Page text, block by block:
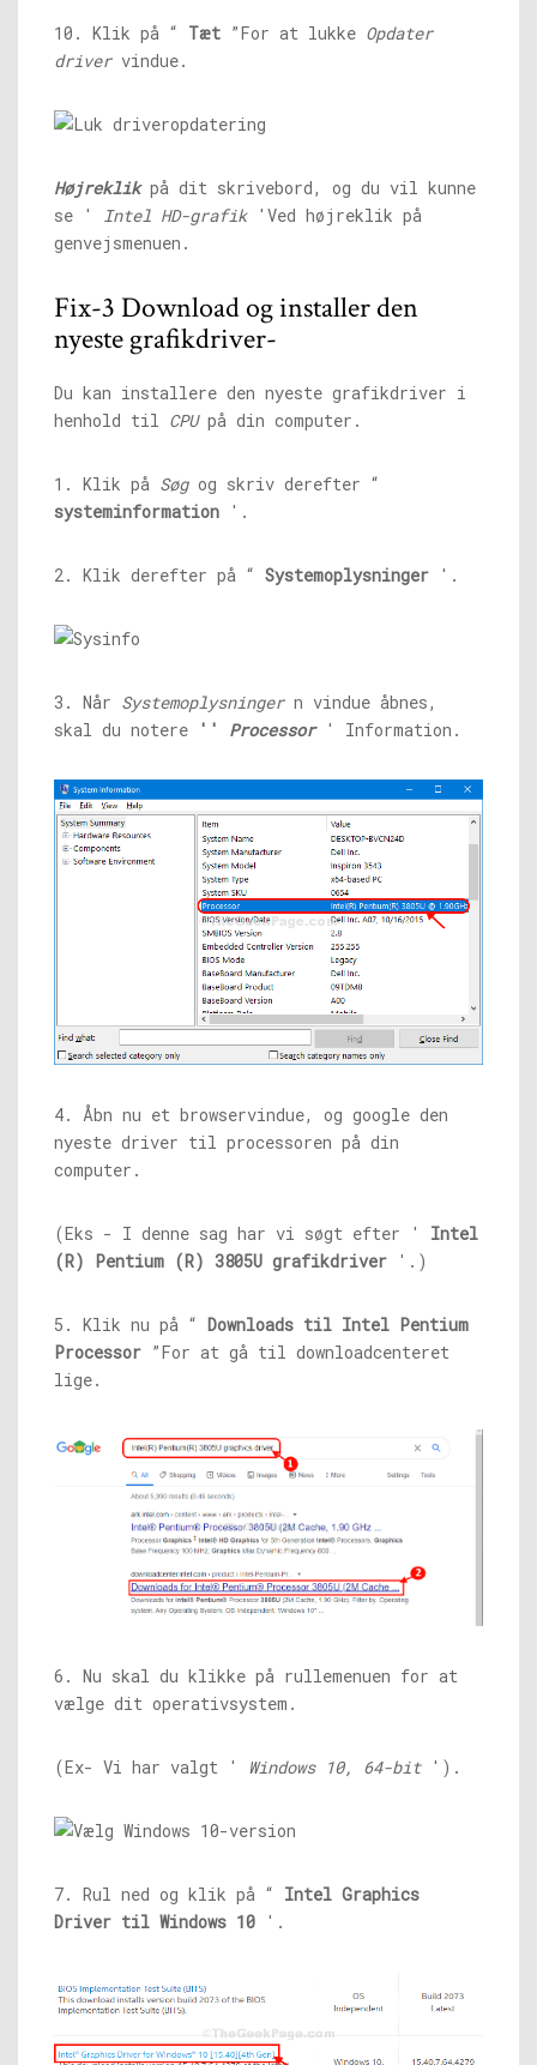
10. Klik på “ Tæt ”For at lukke Opdater
drivervindue.
Højreklik på dit skrivebord, og du vil kunne
se ' Intel HD-grafik'Ved højreklik på
genvejsmenuen.
Fix-3 Download og installer den
nyeste grafikdriver-
Du kan installere den nyeste grafikdriver i
henhold til CPUpå din computer.
1. Klik på Søgog skriv derefter “
systeminformation '.
2. Klik derefter på “ Systemoplysninger '.
3. Når Systemoplysningern vindue åbnes,
skal du notere '' Processor ' Information.
4. Åbn nu et browservindue, og google den
nyeste driver til processoren på din
computer.
(Eks - I denne sag har vi søgt efter ' Intel
(R) Pentium (R) 3805U grafikdriver '.)
5. Klik nu på “ Downloads til Intel Pentium
Processor ”For at gå til downloadcenteret
lige.
6. Nu skal du klikke på rullemenuen for at
vælge dit operativsystem.
(Ex- Vi har valgt ' Windows 10, 64-bit').
7. Rul ned og klik på “ Intel Graphics
Driver til Windows 10 '.